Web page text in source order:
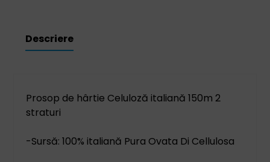
Descriere
Prosop de hârtie Celuloză italiană 150m 2
straturi
-Sursă: 100% italiană Pura Ovata Di Cellulosa